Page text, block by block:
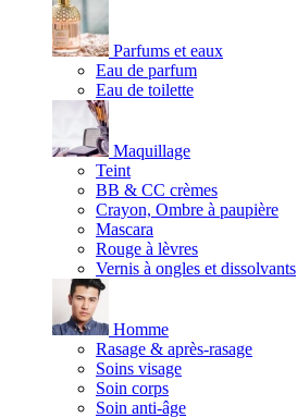
Parfums et eaux
Eau de parfum
Eau de toilette
Maquillage
Teint
BB & CC crèmes
Crayon, Ombre à paupière
Mascara
Rouge à lèvres
Vernis à ongles et dissolvants
Homme
Rasage & après-rasage
Soins visage
Soin corps
Soin anti-âge